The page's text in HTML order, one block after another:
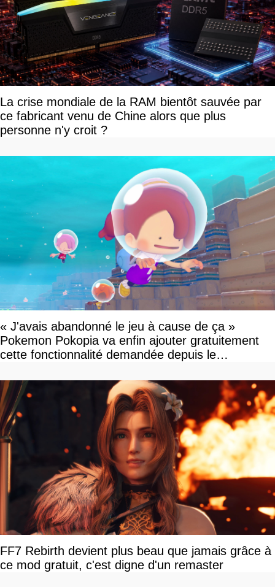
La crise mondiale de la RAM bientôt sauvée par
ce fabricant venu de Chine alors que plus
personne n'y croit ?
« J'avais abandonné le jeu à cause de ça »
Pokemon Pokopia va enfin ajouter gratuitement
cette fonctionnalité demandée depuis le
FF7 Rebirth devient plus beau que jamais grâce à
ce mod gratuit, c'est digne d'un remaster